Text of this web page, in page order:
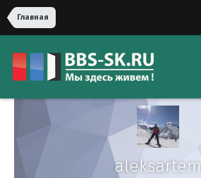
Главная
aleksartem